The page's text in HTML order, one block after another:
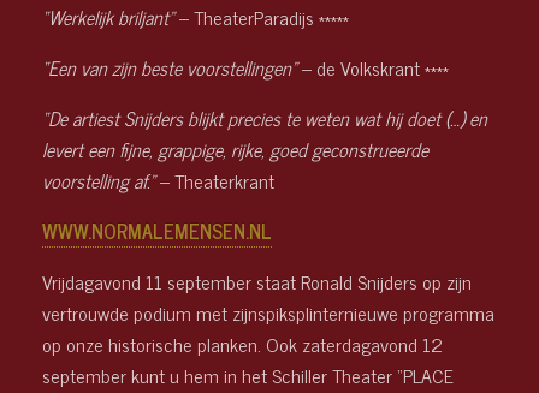
“Werkelijk briljant”– TheaterParadijs *****
“Een van zijn beste voorstellingen”– de Volkskrant ****
“De artiest Snijders blijkt precies te weten wat hij doet (…) en
levert een fijne, grappige, rijke, goed geconstrueerde
voorstelling af.”– Theaterkrant
WWW.NORMALEMENSEN.NL
Vrijdagavond 11 september staat Ronald Snijders op zijn
vertrouwde podium met zijnspiksplinternieuwe programma
op onze historische planken. Ook zaterdagavond 12
september kunt u hem in het Schiller Theater “PLACE